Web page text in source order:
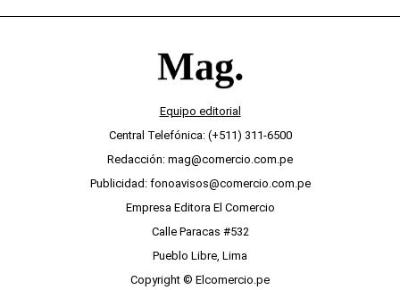
Equipo editorial
Central Telefónica: (+511) 311-6500
Redacción: mag@comercio.com.pe
Publicidad: fonoavisos@comercio.com.pe
Empresa Editora El Comercio
Calle Paracas #532
Pueblo Libre, Lima
Copyright © Elcomercio.pe